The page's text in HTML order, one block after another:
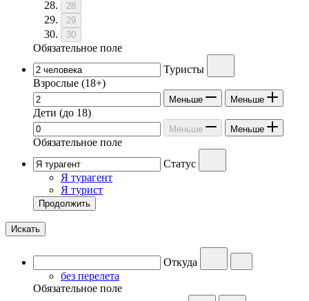
28
29
30
Обязательное поле
Туристы
Взрослые (18+)
Меньше Меньше
Дети (до 18)
Меньше Меньше
Обязательное поле
Статус
Я турагент
Я турист
Продолжить
Искать
Откуда
без перелета
Обязательное поле